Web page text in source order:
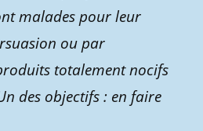
malades pour leur
ou par
totalement nocifs
des objectifs : en faire